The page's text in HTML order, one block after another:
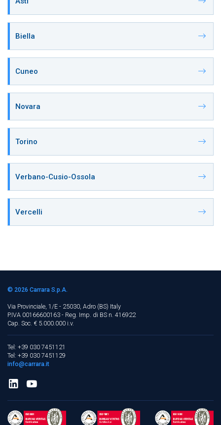
Biella
Cuneo
Novara
Torino
Verbano-Cusio-Ossola
Vercelli
© 2026 Carrara S.p.A.
Via Provinciale, 1/E - 25030, Adro (BS) Italy
P.IVA 00166600163 - Reg. Imp. di BS n. 416922
Cap. Soc. € 5.000.000 i.v.
Tel: +39 030 7451121
Tel: +39 030 7451129
info@carrara.it